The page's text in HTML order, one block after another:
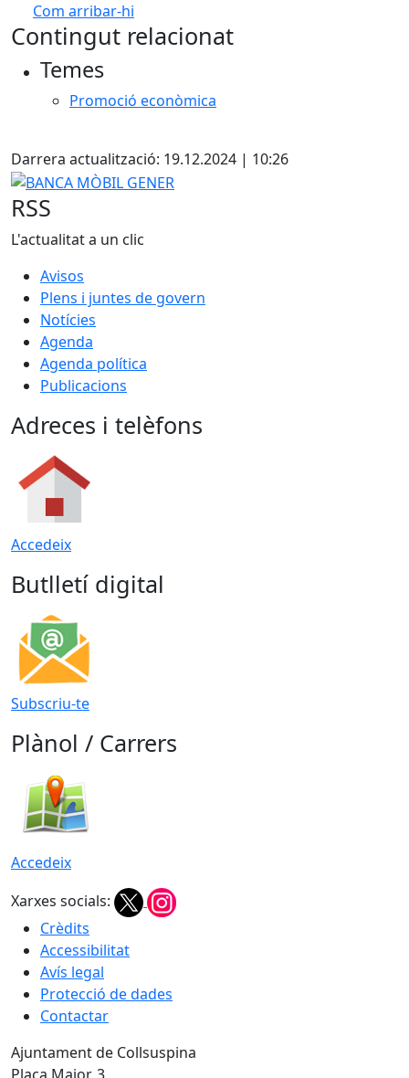
Com arribar-hi
+
Contingut relacionat
Temes
Promoció econòmica
Darrera actualització: 19.12.2024 | 10:26
BANCA MÒBIL GENER
RSS
L'actualitat a un clic
Avisos
Plens i juntes de govern
Notícies
Agenda
Agenda política
Publicacions
Adreces i telèfons
Accedeix
Butlletí digital
Subscriu-te
Plànol / Carrers
Accedeix
Xarxes socials:
Crèdits
Accessibilitat
Avís legal
Protecció de dades
Contactar
Ajuntament de Collsuspina